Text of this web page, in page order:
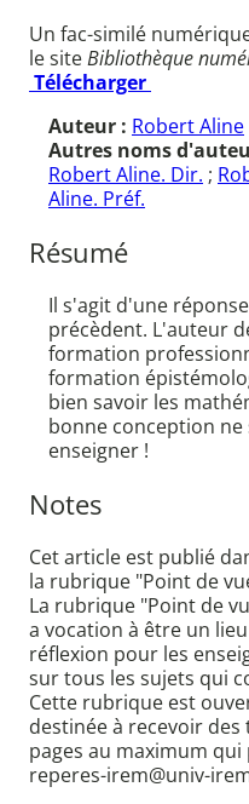
Un fac-similé
le siteBibliothèque
Télécharger
Auteur : Robert Aline
Autres noms
Robert Aline. Dir. ;
Aline. Préf.
Résumé
Il s'agit d'une
précèdent. L'auteur
formation
formation
bien savoir les
bonne conception ne
enseigner !
Notes
Cet article est publié
la rubrique "Point de
La rubrique "Point de
a vocation à être un
réflexion pour les
sur tous les sujets qui
Cette rubrique est
destinée à recevoir
pages au maximum
reperes-irem@univ-